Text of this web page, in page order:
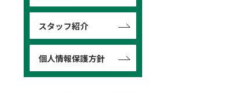
スタッフ紹介
個人情報保護方針